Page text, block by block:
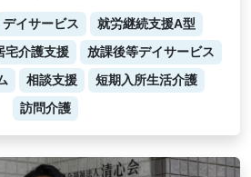
デイサービス
就労継続支援A型
宅介護支援
放課後等デイサービス
相談支援
短期入所生活介護
訪問介護